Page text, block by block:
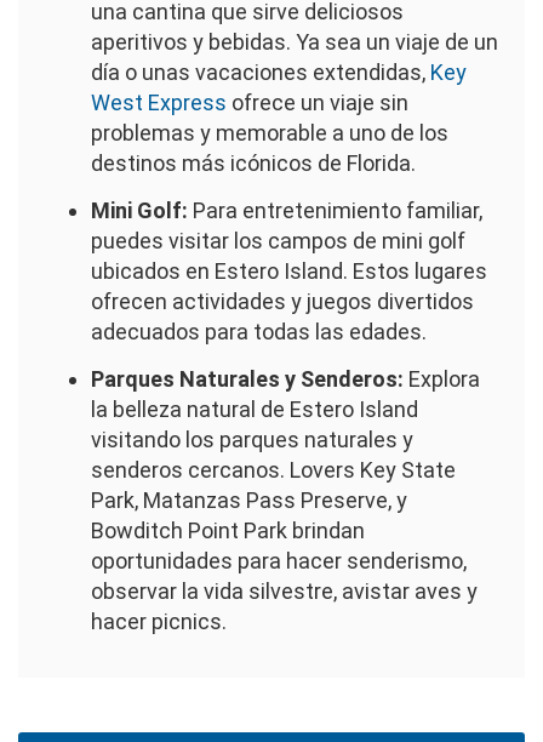
una cantina que sirve deliciosos
aperitivos y bebidas. Ya sea un viaje de un
día o unas vacaciones extendidas, Key
West Express ofrece un viaje sin
problemas y memorable a uno de los
destinos más icónicos de Florida.
Mini Golf: Para entretenimiento familiar,
puedes visitar los campos de mini golf
ubicados en Estero Island. Estos lugares
ofrecen actividades y juegos divertidos
adecuados para todas las edades.
Parques Naturales y Senderos: Explora
la belleza natural de Estero Island
visitando los parques naturales y
senderos cercanos. Lovers Key State
Park, Matanzas Pass Preserve, y
Bowditch Point Park brindan
oportunidades para hacer senderismo,
observar la vida silvestre, avistar aves y
hacer picnics.